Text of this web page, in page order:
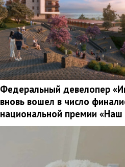
Федеральный девелопер
вновь вошел в число
национальной премии «Наш